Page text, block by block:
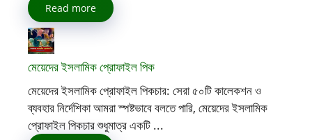
Read more
মেয়েদের ইসলামিক প্রোফাইল পিক
মেয়েদের ইসলামিক প্রোফাইল পিকচার: সেরা ৫০টি কালেকশন ও
ব্যবহার নির্দেশিকা আমরা স্পষ্টভাবে বলতে পারি, মেয়েদের ইসলামিক
প্রোফাইল পিকচার শুধুমাত্র একটি ...